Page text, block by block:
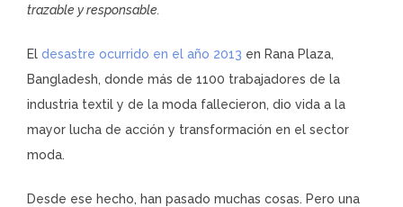
trazable y responsable.
El desastre ocurrido en el año 2013 en Rana Plaza,
Bangladesh, donde más de 1100 trabajadores de la
industria textil y de la moda fallecieron, dio vida a la
mayor lucha de acción y transformación en el sector
moda.
Desde ese hecho, han pasado muchas cosas. Pero una